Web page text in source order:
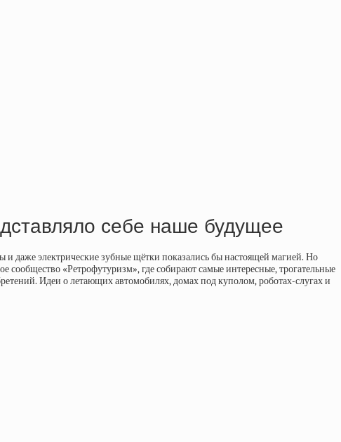
себе наше будущее
и даже электрические зубные щётки показались бы настоящей магией. Но
сообщество «Ретрофутуризм», где собирают самые интересные, трогательные
Идеи о летающих автомобилях, домах под куполом, роботах-слугах и